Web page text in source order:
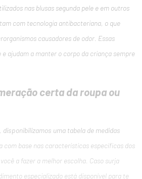
nas blusas segunda pele e em outros
com tecnologia antibacteriana, o que
causadores de odor. Essas
ajudam a manter o corpo da criança sempre
certa da roupa ou
disponibilizamos uma tabela de medidas
com base nas características específicas dos
a fazer a melhor escolha. Caso surja
especializado está disponível para te